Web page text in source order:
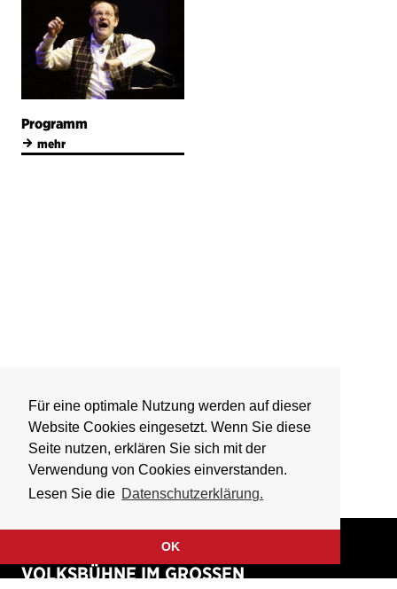
Für eine optimale Nutzung werden auf dieser
Website Cookies eingesetzt. Wenn Sie diese
Seite nutzen, erklären Sie sich mit der
Verwendung von Cookies einverstanden.
Lesen Sie die Datenschutzerklärung.
OK
Programm
→ mehr
VOLKSBÜHNE IM GROSSEN